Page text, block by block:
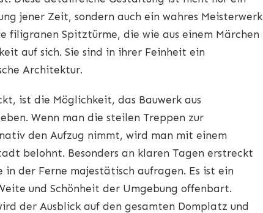
jener Zeit, sondern auch ein wahres Meisterwerk
filigranen Spitztürme, die wie aus einem Märchen
auf sich. Sie sind in ihrer Feinheit ein
Architektur.
ist die Möglichkeit, das Bauwerk aus
Wenn man die steilen Treppen zur
den Aufzug nimmt, wird man mit einem
belohnt. Besonders an klaren Tagen erstreckt
in der Ferne majestätisch aufragen. Es ist ein
und Schönheit der Umgebung offenbart.
der Ausblick auf den gesamten Domplatz und